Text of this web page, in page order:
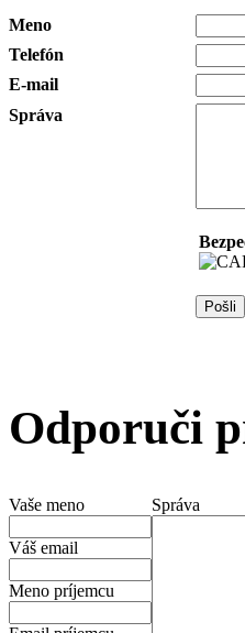
Meno
Telefón
E-mail
Správa
Odporuči
Vaše meno
Váš email
Meno príjemcu
Správa